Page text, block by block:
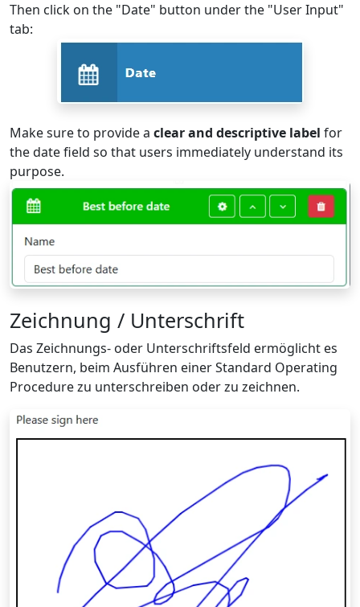
Then click on the "Date" button under the "User Input"
tab:
Make sure to provide a clear and descriptive label for
the date field so that users immediately understand its
purpose.
Zeichnung / Unterschrift
Das Zeichnungs- oder Unterschriftsfeld ermöglicht es
Benutzern, beim Ausführen einer Standard Operating
Procedure zu unterschreiben oder zu zeichnen.